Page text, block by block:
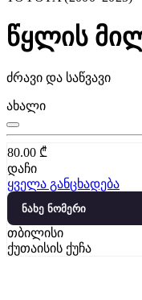
წყლის
ძრავი და საწვავი
ახალი
80.00 ₾
დაჩი
ყველა განცხადება
ნახე ნომერი
თბილისი
ქუთაისის ქუჩა